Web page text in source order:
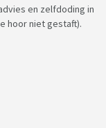
en zelfdoding in
hoor niet gestaft).